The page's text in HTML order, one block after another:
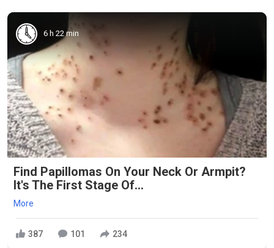
6 h 22 min
Find Papillomas On Your Neck Or Armpit?
It's The First Stage Of...
More
387 101 234